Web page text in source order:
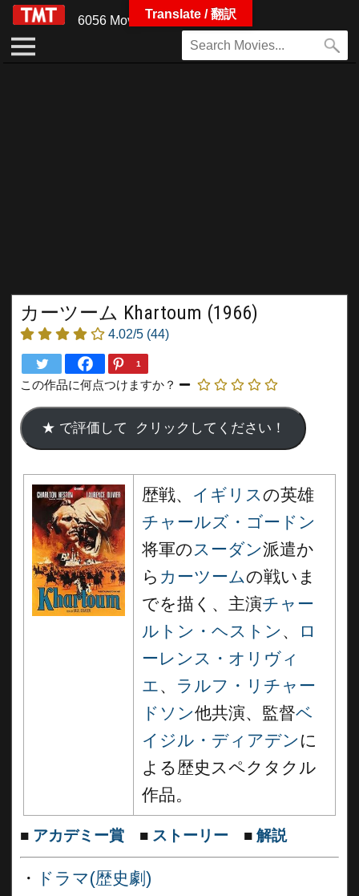
6056 Movies
カーツーム Khartoum (1966)
4.02/5 (44)
1
この作品に何点つけますか？
歴戦、 イギリスの英雄
チャールズ・ゴードン
将軍のスーダン派遣か
ら カーツームの戦いま
でを描く、主演チャー
ルトン・ヘストン 、
ロ
ーレンス・オリヴィ
エ、 ラルフ・リチャー
ドソン他共演、監督ベ
イジル・ディアデン に
よる歴史スペクタクル
作品。
■ アカデミー賞 ■ ストーリー ■ 解説
・ ドラマ(歴史劇)
Translate / 翻訳